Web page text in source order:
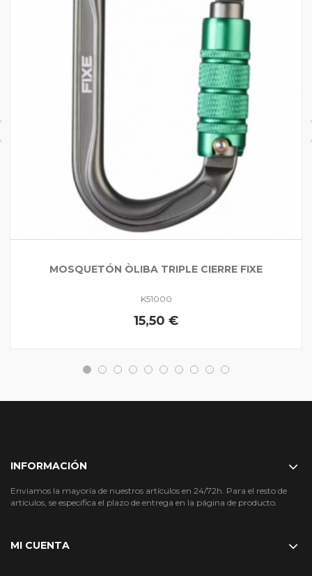
MOSQUETÓN ÒLIBA TRIPLE CIERRE FIXE
K51000
15,50 €
INFORMACIÓN
Enviamos la mayoría de nuestros artículos en 24/72h. Para el resto de
artículos, se especifica el plazo de entrega en la página de producto.
MI CUENTA